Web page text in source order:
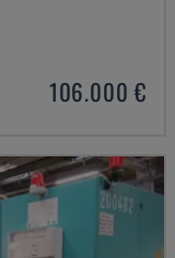
106.000 €